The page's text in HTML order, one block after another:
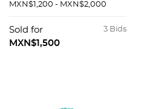
MXN$1,200 - MXN$2,000
3 Bids
Sold for
MXN$1,500